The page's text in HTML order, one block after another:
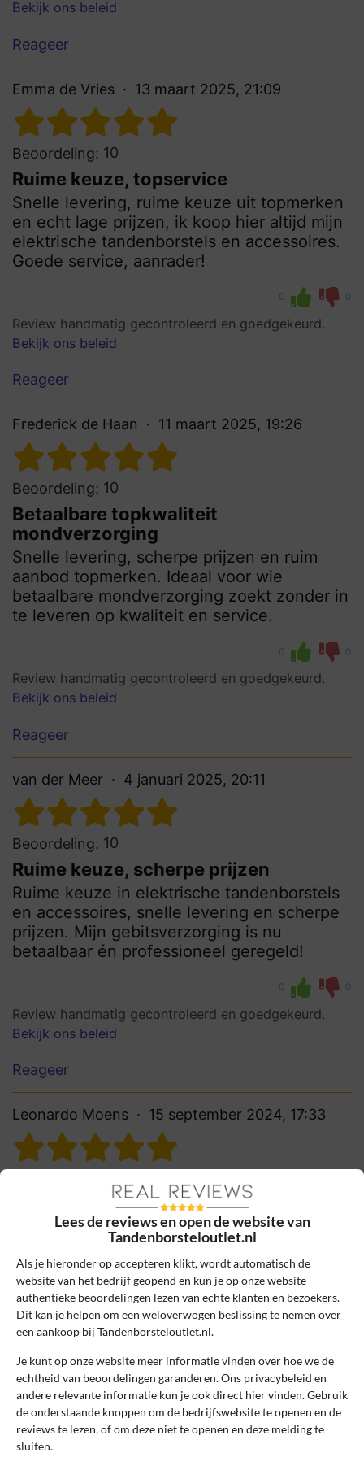
Bekijk ons beleid
Reageer
Emma de Vries 13 maart 2025, 21:09
Beoordeling: 10
Ruime keuze, topservice
Snelle levering, ruime keuze uit topmerken
en echt lage prijzen, ik koop hier altijd mijn
elektrische tandenborstels en accessoires.
Goede service, aanrader!
0 0
Review handmatig gecontroleerd en goedgekeurd.
Bekijk ons beleid
Reageer
Frederick de Haan 11 maart 2025, 19:26
Beoordeling: 10
Betaalbare topkwaliteit
mondverzorging
Snelle levering, scherpe prijzen en ruim
aanbod topmerken. Ideaal voor wie
betaalbare mondverzorging zoekt zonder in
te leveren op kwaliteit en service.
0 0
Review handmatig gecontroleerd en goedgekeurd.
Bekijk ons beleid
Reageer
van der Meer 4 januari 2025, 20:11
Beoordeling: 10
Ruime keuze, scherpe prijzen
Ruime keuze in elektrische tandenborstels
en accessoires, snelle levering en scherpe
prijzen. Mijn gebitsverzorging is nu
betaalbaar én professioneel geregeld!
0 0
Review handmatig gecontroleerd en goedgekeurd.
Bekijk ons beleid
Reageer
Leonardo Moens 15 september 2024, 17:33
Kwaliteit, keuze en snelle levering
Hele fijne webshop om kwalitatieve
tandenborstels en mondverzorging te
bestellen voor aantrekkelijke prijzen, snelle
levering en ruime keuze uit topmerken als
Oral-B en Philips.
Review handmatig gecontroleerd en goedgekeurd.
Bekijk ons beleid
Reageer
Lees de reviews en open de website van
Tandenborsteloutlet.nl
Als je hieronder op accepteren klikt, wordt automatisch de
website van het bedrijf geopend en kun je op onze website
authentieke beoordelingen lezen van echte klanten en bezoekers.
Dit kan je helpen om een weloverwogen beslissing te nemen over
een aankoop bij Tandenborsteloutlet.nl.
Je kunt op onze website meer informatie vinden over hoe we de
echtheid van beoordelingen garanderen. Ons privacybeleid en
andere relevante informatie kun je ook direct hier vinden. Gebruik
de onderstaande knoppen om de bedrijfswebsite te openen en de
reviews te lezen, of om deze niet te openen en deze melding te
sluiten.